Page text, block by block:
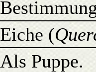
Eiche (
Als Puppe.